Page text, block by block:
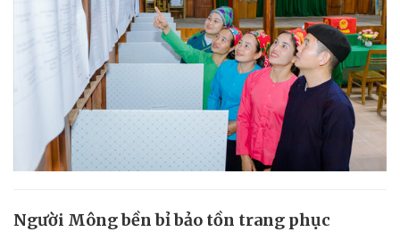
Người Mông bền bỉ bảo tồn trang phục